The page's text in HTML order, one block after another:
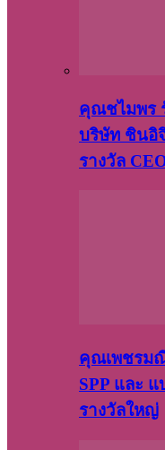
คุณชไมพร​
บริษัท​ ชินอิ
รางวัล
คุณเพชรม
SPP และ
รางวัลใหญ่